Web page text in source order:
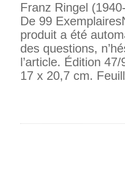
Franz Ringel
De 99
produit a été
des questions,
l’article. Édition
17 x 20,7 cm.